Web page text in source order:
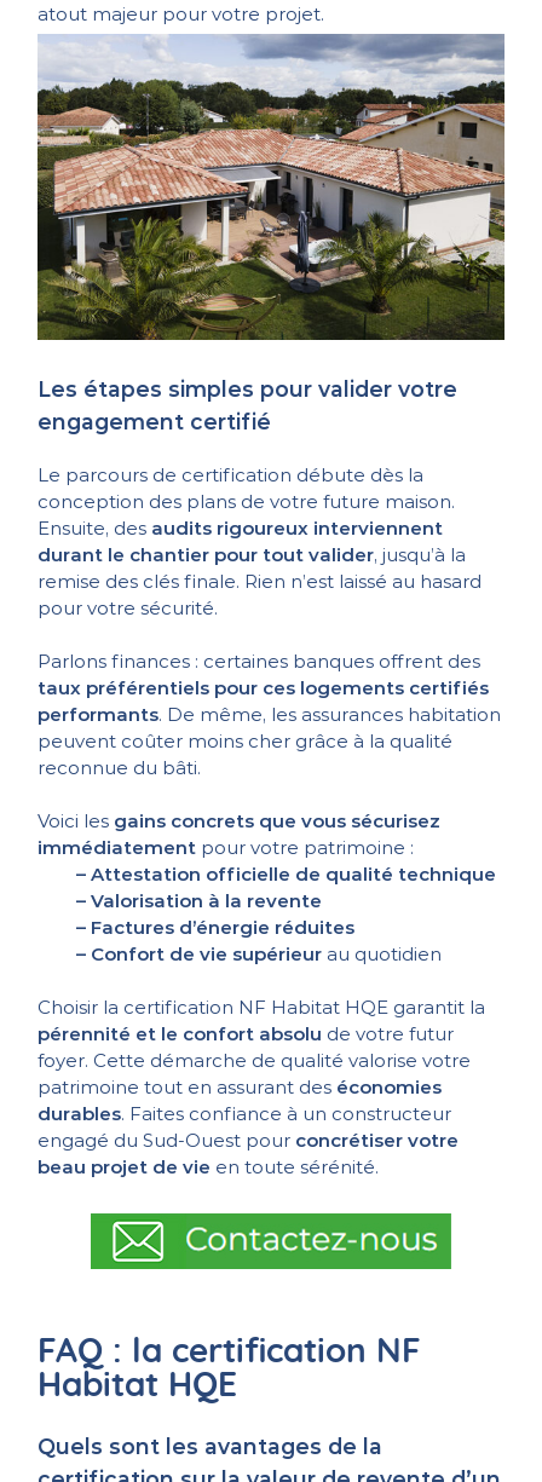
atout majeur pour votre projet.
Les étapes simples pour valider votre
engagement certifié
Le parcours de certification débute dès la
conception des plans de votre future maison.
Ensuite, des audits rigoureux interviennent
durant le chantier pour tout valider, jusqu’à la
remise des clés finale. Rien n’est laissé au hasard
pour votre sécurité.
Parlons finances : certaines banques offrent des
taux préférentiels pour ces logements certifiés
performants. De même, les assurances habitation
peuvent coûter moins cher grâce à la qualité
reconnue du bâti.
Voici les gains concrets que vous sécurisez
immédiatement pour votre patrimoine :
– Attestation officielle de qualité technique
– Valorisation à la revente
– Factures d’énergie réduites
– Confort de vie supérieur au quotidien
Choisir la certification NF Habitat HQE garantit la
pérennité et le confort absolu de votre futur
foyer. Cette démarche de qualité valorise votre
patrimoine tout en assurant des économies
durables. Faites confiance à un constructeur
engagé du Sud-Ouest pour concrétiser votre
beau projet de vie en toute sérénité.
FAQ : la certification NF
Habitat HQE
Quels sont les avantages de la